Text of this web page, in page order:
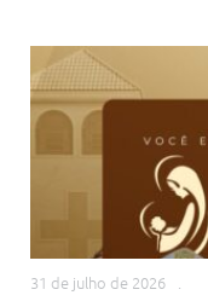
31 de julho de 2026 .